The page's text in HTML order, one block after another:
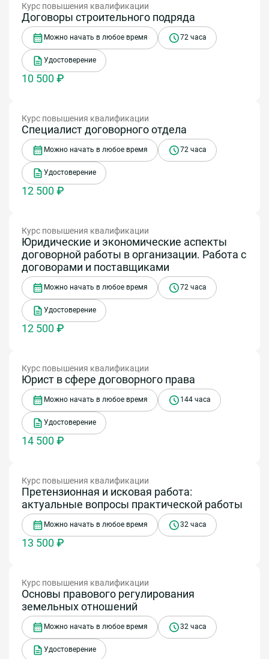
Курс повышения квалификации
Договоры строительного подряда
Можно начать в любое время 72 часа
Удостоверение
10 500 ₽
Курс повышения квалификации
Специалист договорного отдела
Можно начать в любое время 72 часа
Удостоверение
12 500 ₽
Курс повышения квалификации
Юридические и экономические аспекты
договорной работы в организации. Работа с
договорами и поставщиками
Можно начать в любое время 72 часа
Удостоверение
12 500 ₽
Курс повышения квалификации
Юрист в сфере договорного права
Можно начать в любое время 144 часа
Удостоверение
14 500 ₽
Курс повышения квалификации
Претензионная и исковая работа:
актуальные вопросы практической работы
Можно начать в любое время 32 часа
13 500 ₽
Курс повышения квалификации
Основы правового регулирования
земельных отношений
Можно начать в любое время 32 часа
Удостоверение